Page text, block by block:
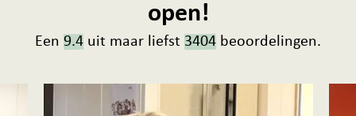
open!
Een 9.4 uit maar liefst 3404 beoordelingen.